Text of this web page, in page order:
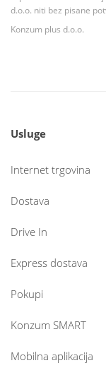
d.o.o. niti bez pisane
Konzum plus d.o.o.
Usluge
Internet trgovina
Dostava
Drive In
Express dostava
Pokupi
Konzum SMART
Mobilna aplikacija